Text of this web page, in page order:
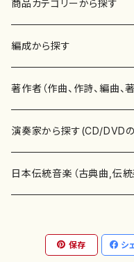
商品カテゴリーから探す
楽譜
書籍
書籍
テキストブック
CD・DVD
チケット
邦楽ジャーナル
レコード
編成から探す
邦楽器
箏・琴（ソロ）
箏・琴（合奏）
三味線（合奏）
合唱
混声合唱
男声合唱
歌・声
ピアノ（ソロ）
洋楽器（弦楽器）
著作者（作曲、作詩、編曲、
あ行
青木省三(アオキ ショウゾウ)
秋山健治(アキヤマ ケンジ）
か行
蔭山滸山(カゲヤマ キョザン)
斉藤松声(サイトウ ショウセイ)
演奏家から探す(CD/DVD
邦楽（箏、三味線、尺八等）
石川高（笙）
應和惠子（声楽・ソプラノ）
洋楽-鍵盤楽器（ピアノ、オ
日本伝統音楽（古典曲,伝統
宮城道雄（宮城宗家監修）
地歌箏曲（三絃古典楽譜
保存 シ